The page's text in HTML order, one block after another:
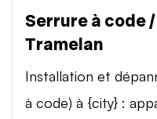
Serrure à code
Tramelan
Installation et
à code) à {city} :